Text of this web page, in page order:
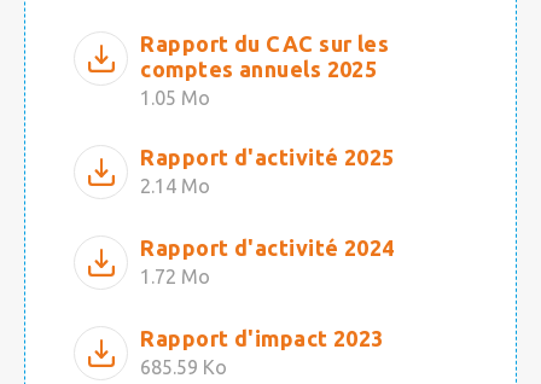
Rapport du CAC sur les
comptes annuels 2025
1.05 Mo
Rapport d'activité 2025
2.14 Mo
Rapport d'activité 2024
1.72 Mo
Rapport d'impact 2023
685.59 Ko